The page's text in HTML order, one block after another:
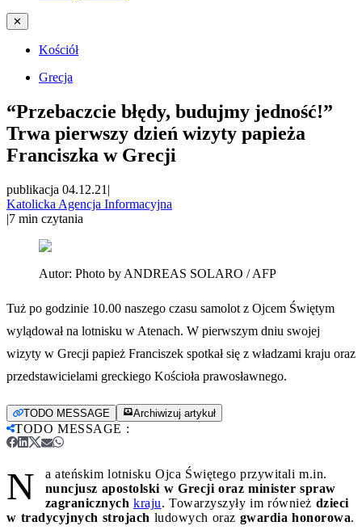
✕
Kościół
Grecja
“Przebaczcie błędy, budujmy jedność!”
Trwa pierwszy dzień wizyty papieża
Franciszka w Grecji
publikacja 04.12.21 |
Katolicka Agencja Informacyjna
|7 min czytania
Autor: Photo by ANDREAS SOLARO / AFP
Tuż po godzinie 10.00 naszego czasu samolot z Ojcem Świętym
wylądował na lotnisku w Atenach. W pierwszym dniu swojej
wizyty w Grecji papież Franciszek spotkał się z władzami kraju oraz
przedstawicielami greckiego Kościoła prawosławnego.
TODO MESSAGE Archiwizuj artykuł
TODO MESSAGE :
N
a ateńskim lotnisku Ojca Świętego przywitali m.in.
nuncjusz apostolski w Grecji oraz minister spraw
zagranicznych kraju. Towarzyszyły im również dzieci
w tradycyjnych strojach ludowych oraz gwardia honorowa.